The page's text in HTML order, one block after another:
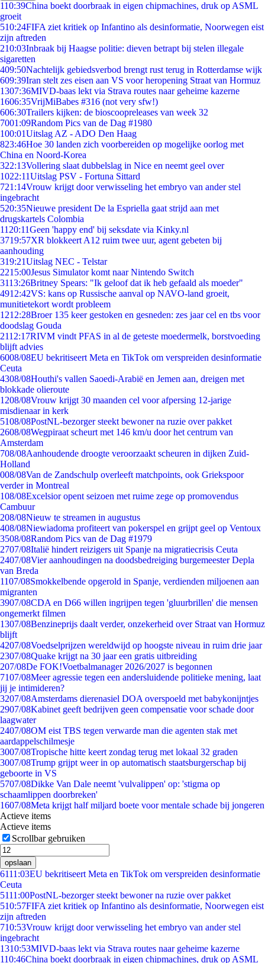
110:39China boekt doorbraak in eigen chipmachines, druk op ASML
groeit
510:24FIFA ziet kritiek op Infantino als desinformatie, Noorwegen eist
zijn aftreden
210:03Inbraak bij Haagse politie: dieven betrapt bij stelen illegale
sigaretten
409:50Nachtelijk gebiedsverbod brengt rust terug in Rotterdamse wijk
609:39Iran stelt zes eisen aan VS voor heropening Straat van Hormuz
1307:36MIVD-baas lekt via Strava routes naar geheime kazerne
1606:35VrijMiBabes #316 (not very sfw!)
606:30Trailers kijken: de bioscoopreleases van week 32
7001:09Random Pics van de Dag #1980
100:01Uitslag AZ - ADO Den Haag
823:46Hoe 30 landen zich voorbereiden op mogelijke oorlog met
China en Noord-Korea
322:13Vollering slaat dubbelslag in Nice en neemt geel over
1022:11Uitslag PSV - Fortuna Sittard
721:14Vrouw krijgt door verwisseling het embryo van ander stel
ingebracht
520:35Nieuwe president De la Espriella gaat strijd aan met
drugskartels Colombia
11 20:11Geen 'happy end' bij seksdate via Kinky.nl
3719:57XR blokkeert A12 ruim twee uur, agent gebeten bij
aanhouding
319:21Uitslag NEC - Telstar
2215:00Jesus Simulator komt naar Nintendo Switch
3113:26Britney Spears: "Ik geloof dat ik heb gefaald als moeder"
4912:42VS: kans op Russische aanval op NAVO-land groeit,
munitietekort wordt probleem
1212:28Broer 135 keer gestoken en gesneden: zes jaar cel en tbs voor
doodslag Gouda
2112:17RIVM vindt PFAS in al de geteste moedermelk, borstvoeding
blijft advies
6008/08EU bekritiseert Meta en TikTok om verspreiden desinformatie
Ceuta
4308/08Houthi's vallen Saoedi-Arabië en Jemen aan, dreigen met
blokkade olieroute
1208/08Vrouw krijgt 30 maanden cel voor afpersing 12-jarige
misdienaar in kerk
5108/08PostNL-bezorger steekt bewoner na ruzie over pakket
2608/08Wegpiraat scheurt met 146 km/u door het centrum van
Amsterdam
708/08Aanhoudende droogte veroorzaakt scheuren in dijken Zuid-
Holland
008/08Van de Zandschulp overleeft matchpoints, ook Griekspoor
verder in Montreal
108/08Excelsior opent seizoen met ruime zege op promovendus
Cambuur
208/08Nieuw te streamen in augustus
408/08Niewiadoma profiteert van pokerspel en grijpt geel op Ventoux
3508/08Random Pics van de Dag #1979
2707/08Italië hindert reizigers uit Spanje na migratiecrisis Ceuta
2407/08Vier aanhoudingen na doodsbedreiging burgemeester Depla
van Breda
1107/08Smokkelbende opgerold in Spanje, verdienden miljoenen aan
migranten
3907/08CDA en D66 willen ingrijpen tegen 'gluurbrillen' die mensen
ongemerkt filmen
1307/08Benzineprijs daalt verder, onzekerheid over Straat van Hormuz
blijft
4207/08Voedselprijzen wereldwijd op hoogste niveau in ruim drie jaar
2307/08Quake krijgt na 30 jaar een gratis uitbreiding
207/08De FOK!Voetbalmanager 2026/2027 is begonnen
7107/08Meer agressie tegen een andersluidende politieke mening, laat
jij je intimideren?
3207/08Amsterdams dierenasiel DOA overspoeld met babykonijntjes
2907/08Kabinet geeft bedrijven geen compensatie voor schade door
laagwater
2407/08OM eist TBS tegen verwarde man die agenten stak met
aardappelschilmesje
3007/08Tropische hitte keert zondag terug met lokaal 32 graden
3007/08Trump grijpt weer in op automatisch staatsburgerschap bij
geboorte in VS
5707/08Dikke Van Dale neemt 'vulvalippen' op: 'stigma op
schaamlippen doorbreken'
1607/08Meta krijgt half miljard boete voor mentale schade bij jongeren
Actieve items
Actieve items
Scrollbar gebruiken
opslaan
6111:03EU bekritiseert Meta en TikTok om verspreiden desinformatie
Ceuta
5111:00PostNL-bezorger steekt bewoner na ruzie over pakket
510:57FIFA ziet kritiek op Infantino als desinformatie, Noorwegen eist
zijn aftreden
710:53Vrouw krijgt door verwisseling het embryo van ander stel
ingebracht
1310:53MIVD-baas lekt via Strava routes naar geheime kazerne
110:46China boekt doorbraak in eigen chipmachines, druk op ASML